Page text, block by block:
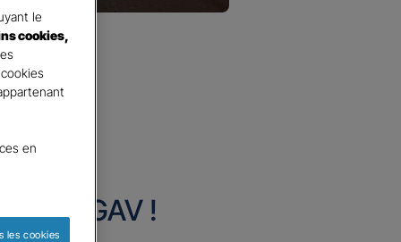
GAV !
le
cookies,
en
les cookies